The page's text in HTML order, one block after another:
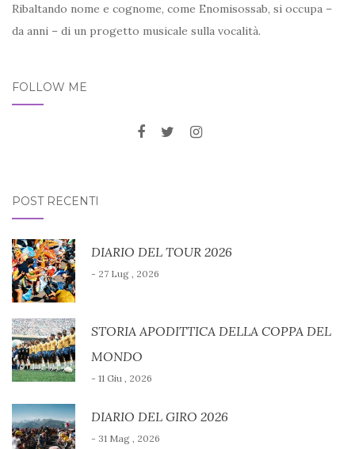
Ribaltando nome e cognome, come Enomisossab, si occupa –
da anni – di un progetto musicale sulla vocalità.
FOLLOW ME
POST RECENTI
DIARIO DEL TOUR 2026
- 27 Lug , 2026
STORIA APODITTICA DELLA COPPA DEL
MONDO
- 11 Giu , 2026
DIARIO DEL GIRO 2026
- 31 Mag , 2026